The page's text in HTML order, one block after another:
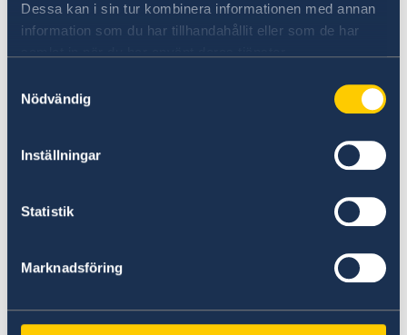
Dessa kan i sin tur kombinera informationen med annan
information som du har tillhandahållit eller som de har
Nödvändig
Inställningar
Statistik
Marknadsföring
Kontoret kommer vara stängt mellan den 23
- december 2025 - 3 januari 2026
Vid behov av konsulärt stöd hänvisas till
Tel +66 2 263 72 99
ambassaden.bangkok-konsular@gov.se
ambassaden är stängd kommer du, att genom
knappval, erbjudas kontakt med UD-jouren i
Stockholm alt. kontaktar dem direkt på +46(0)8
405 10 00.
Kontakta UD-jouren